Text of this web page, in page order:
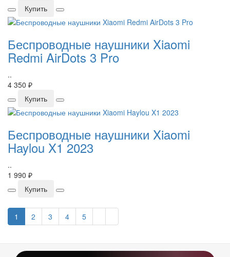
Купить
Беспроводные наушники Xiaomi
Redmi AirDots 3 Pro
..
4 350 ₽
Купить
Беспроводные наушники Xiaomi
Haylou X1 2023
..
1 990 ₽
Купить
1 2 3 4 5